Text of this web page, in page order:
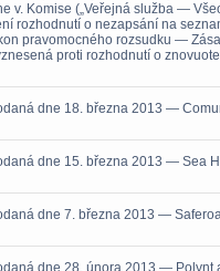
v. Komise („Veřejná služba —
rozhodnutí o nezapsání na
pravomocného rozsudku —
proti rozhodnutí o
dne 18. března 2013 —
dne 15. března 2013 — Sea
dne 7. března 2013 —
dne 28. února 2013 — Polynt